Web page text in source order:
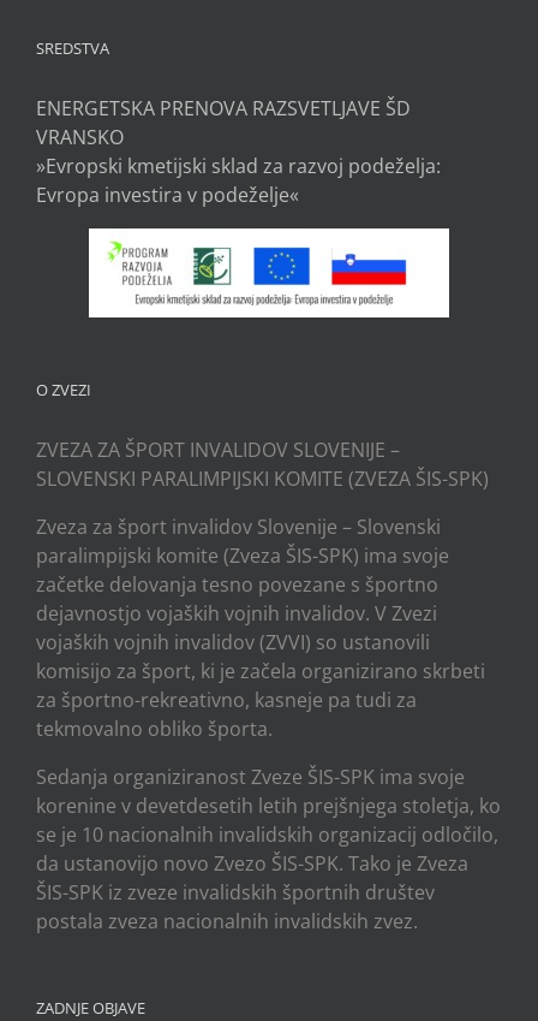
SREDSTVA
ENERGETSKA PRENOVA RAZSVETLJAVE ŠD
VRANSKO
»Evropski kmetijski sklad za razvoj podeželja:
Evropa investira v podeželje«
O ZVEZI
ZVEZA ZA ŠPORT INVALIDOV SLOVENIJE –
SLOVENSKI PARALIMPIJSKI KOMITE (ZVEZA ŠIS-SPK)
Zveza za šport invalidov Slovenije – Slovenski
paralimpijski komite (Zveza ŠIS-SPK) ima svoje
začetke delovanja tesno povezane s športno
dejavnostjo vojaških vojnih invalidov. V Zvezi
vojaških vojnih invalidov (ZVVI) so ustanovili
komisijo za šport, ki je začela organizirano skrbeti
za športno-rekreativno, kasneje pa tudi za
tekmovalno obliko športa.
Sedanja organiziranost Zveze ŠIS-SPK ima svoje
korenine v devetdesetih letih prejšnjega stoletja, ko
se je 10 nacionalnih invalidskih organizacij odločilo,
da ustanovijo novo Zvezo ŠIS-SPK. Tako je Zveza
ŠIS-SPK iz zveze invalidskih športnih društev
postala zveza nacionalnih invalidskih zvez.
ZADNJE OBJAVE